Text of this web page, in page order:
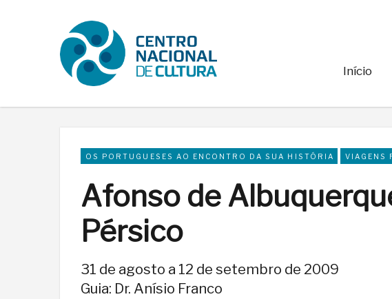
Início
OS PORTUGUESES AO ENCONTRO DA SUA HISTÓRIA VIAGENS
Afonso de
Pérsico
31 de agosto a 12 de setembro de 2009
Guia: Dr. Anísio Franco